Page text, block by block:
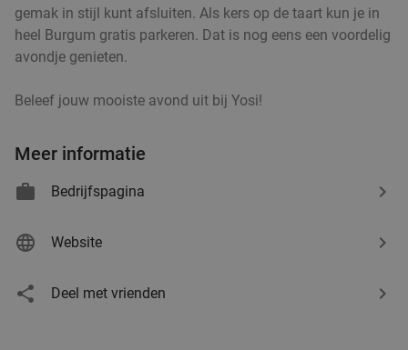
gemak in stijl kunt afsluiten. Als kers op de taart kun je in
heel Burgum gratis parkeren. Dat is nog eens een voordelig
avondje genieten.
Beleef jouw mooiste avond uit bij Yosi!
Meer informatie
Bedrijfspagina
Website
Deel met vrienden